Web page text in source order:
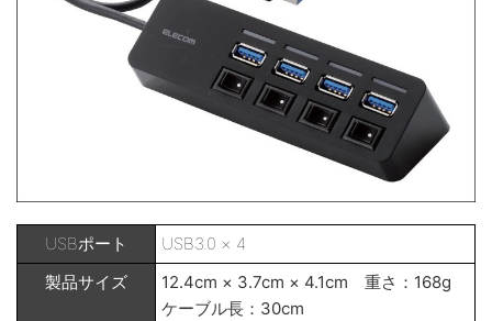
USBポート
USB3.0 × 4
製品サイズ
12.4cm × 3.7cm × 4.1cm 重さ：168g
ケーブル長：30cm